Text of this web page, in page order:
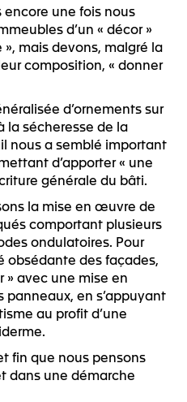
encore une fois nous
d’un « décor »
mais devons, malgré la
composition, « donner
d’ornements sur
la sécheresse de la
nous a semblé important
d’apporter « une
générale du bâti.
la mise en œuvre de
comportant plusieurs
ondulatoires. Pour
obsédante des façades,
» avec une mise en
en s’appuyant
au profit d’une
fin que nous pensons
dans une démarche